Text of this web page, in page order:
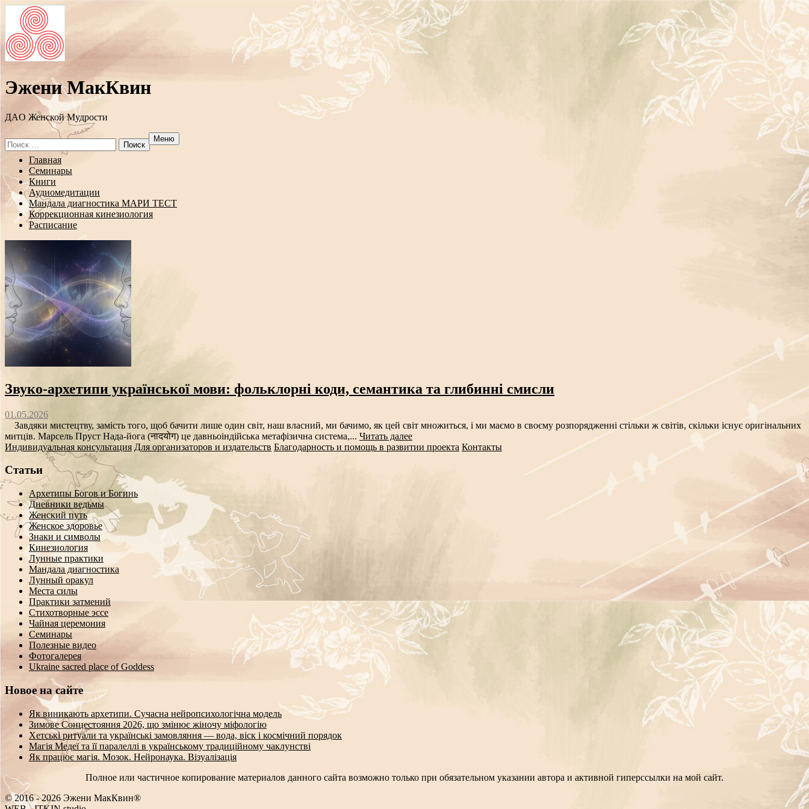
Эжени МакКвин
ДAO Женской Мудрости
Search
for:
Меню
Перейти
содержанию
Главная
Семинары
Книги
Аудиомедитации
Мандала диагностика МАРИ ТЕСТ
Коррекционная кинезиология
Расписание
Звуко‑архетипи української мови: фольклорні коди, семантика та глибинні смисли
01.05.2026
Завдяки мистецтву, замість того, щоб бачити лише один світ, наш власний, ми бачимо, як цей світ множиться, і ми маємо в своєму розпорядженні стільки ж світів, скільки існує оригінальних
митців. Марсель Пруст Нада-йога (नादयोग) це давньоіндійська метафізична система,... Читать далее
Индивидуальная консультация Для организаторов и издательств Благодарность и помощь в развитии проекта Контакты
Статьи
Архетипы Богов и Богинь
Дневники ведьмы
Женский путь
Женское здоровье
Знаки и символы
Кинезиология
Лунные практики
Мандала диагностика
Лунный оракул
Места силы
Практики затмений
Стихотворные эссе
Чайная церемония
Семинары
Полезные видео
Фотогалерея
Ukraine sacred place of Goddess
Новое на сайте
Як виникають архетипи. Сучасна нейропсихологічна модель
Зимове Сонцестояння 2026, що змінює жіночу міфологію
Хетські ритуали та українські замовляння — вода, віск і космічний порядок
Магія Медеї та її паралеллі в українському традиційному чаклунстві
Як працює магія. Мозок. Нейронаука. Візуалізація
Полное или частичное копирование материалов данного сайта возможно только при обязательном указании автора и активной гиперссылки на мой сайт.
© 2016 - 2026 Эжени МакКвин®